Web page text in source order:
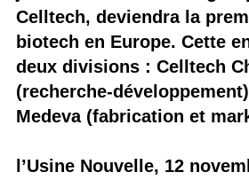
Celltech, deviendra la
biotech en Europe. Cette
deux divisions : Celltech
(recherche-
Medeva (fabrication et
l’Usine Nouvelle, 12